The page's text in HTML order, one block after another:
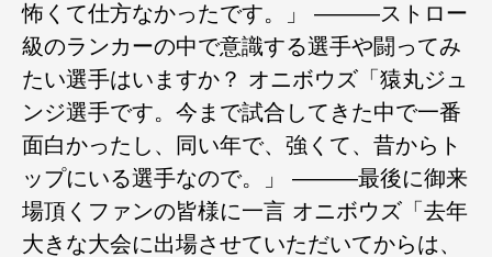
怖くて仕方なかったです。」 ―――ストロー
級のランカーの中で意識する選手や闘ってみ
たい選手はいますか？ オニボウズ「猿丸ジュ
ンジ選手です。今まで試合してきた中で一番
面白かったし、同い年で、強くて、昔からト
ップにいる選手なので。」 ―――最後に御来
場頂くファンの皆様に一言 オニボウズ「去年
大きな大会に出場させていただいてからは、